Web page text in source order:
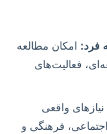
فرد: امکان مطالعه
فعالیت‌های
نیازهای واقعی
فرهنگی و